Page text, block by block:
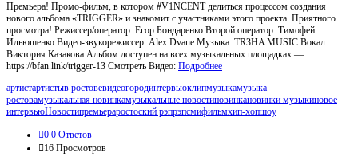
Премьера! Промо-фильм, в котором #V1NCENT делиться процессом создания
нового альбома «TRIGGER» и знакомит с участниками этого проекта. Приятного
просмотра! Режиссер/оператор: Егор Бондаренко Второй оператор: Тимофей
Ильюшенко Видео-звукорежиссер: Alex Dvane Музыка: TR3HA MUSIC Вокал:
Виктория Казакова Альбом доступен на всех музыкальных площадках —
https://bfan.link/trigger-1З Смотреть Видео: Подробнее
артистартистыв ростовевидеогородинтервьюклипмузыкамузыка
ростовамузыкальная новинкамузыкальные новостиновинкановинки музыкиновое
интервьюНовостипремьераростоский рэпрэпсмифильмхип-хопшоу
0 0 Ответов
16 Просмотров